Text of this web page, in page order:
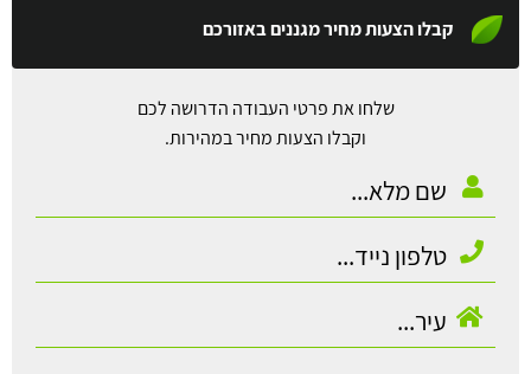
קבלו הצעות מחיר מגננים באזורכם
שלחו את פרטי העבודה הדרושה לכם
וקבלו הצעות מחיר במהירות.